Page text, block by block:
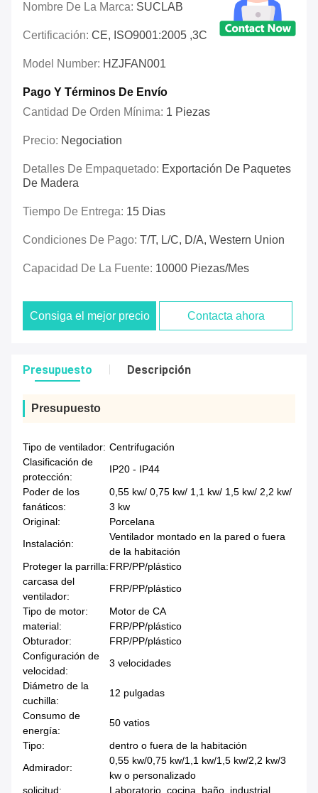
Nombre De La Marca: SUCLAB
Certificación: CE, ISO9001:2005 ,3C
Model Number: HZJFAN001
Pago Y Términos De Envío
Cantidad De Orden Mínima: 1 Piezas
Precio: Negociation
Detalles De Empaquetado: Exportación De Paquetes
De Madera
Tiempo De Entrega: 15 Dias
Condiciones De Pago: T/T, L/C, D/A, Western Union
Capacidad De La Fuente: 10000 Piezas/mes
Consiga el mejor precio Contacta ahora
Presupuesto Descripción
Presupuesto
Tipo de ventilador: Centrifugación
Clasificación de
protección:
IP20 - IP44
Poder de los
fanáticos:
0,55 kw/ 0,75 kw/ 1,1 kw/ 1,5 kw/ 2,2 kw/
3 kw
Original:
Porcelana
Instalación:
Ventilador montado en la pared o fuera
de la habitación
Proteger la parrilla:FRP/PP/plástico
carcasa del
ventilador:
FRP/PP/plástico
Tipo de motor:
Motor de CA
material:
FRP/PP/plástico
Obturador:
FRP/PP/plástico
Configuración de
velocidad:
3 velocidades
Diámetro de la
cuchilla:
12 pulgadas
Consumo de
energía:
50 vatios
Tipo:
dentro o fuera de la habitación
Admirador:
0,55 kw/0,75 kw/1,1 kw/1,5 kw/2,2 kw/3
kw o personalizado
solicitud:
Laboratorio, cocina, baño, industrial.